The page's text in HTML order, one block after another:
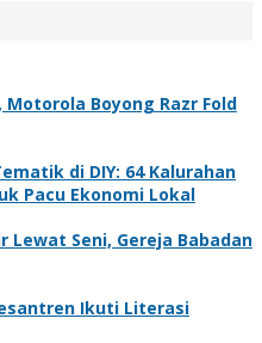
Boyong Razr Fold
di DIY: 64 Kalurahan
Pacu Ekonomi Lokal
Lewat Seni, Gereja Babadan
Ikuti Literasi